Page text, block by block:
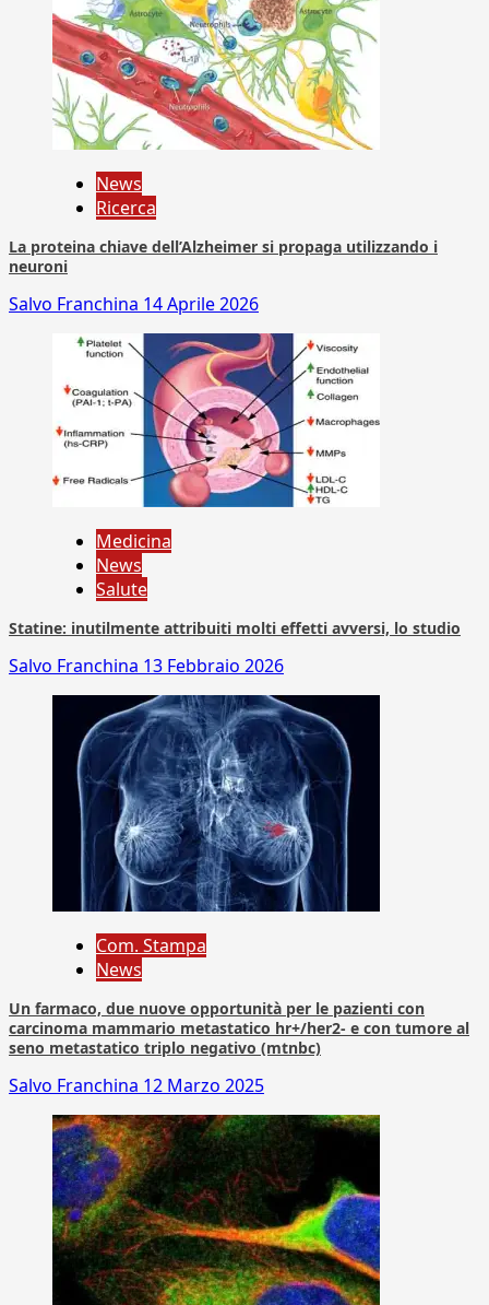
News
Ricerca
La proteina chiave dell’Alzheimer si propaga utilizzando i
neuroni
Salvo Franchina 14 Aprile 2026
Medicina
News
Salute
Statine: inutilmente attribuiti molti effetti avversi, lo studio
Salvo Franchina 13 Febbraio 2026
Com. Stampa
News
Un farmaco, due nuove opportunità per le pazienti con
carcinoma mammario metastatico hr+/her2- e con tumore al
seno metastatico triplo negativo (mtnbc)
Salvo Franchina 12 Marzo 2025